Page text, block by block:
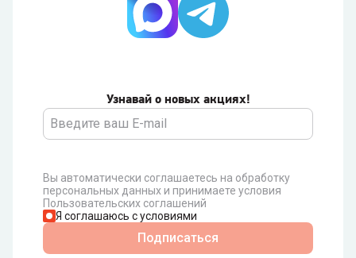
Узнавай о новых акциях!
Вы автоматически соглашаетесь на обработку
персональных данных и принимаете условия
Пользовательских соглашений
Я соглашаюсь с условиями
Подписаться